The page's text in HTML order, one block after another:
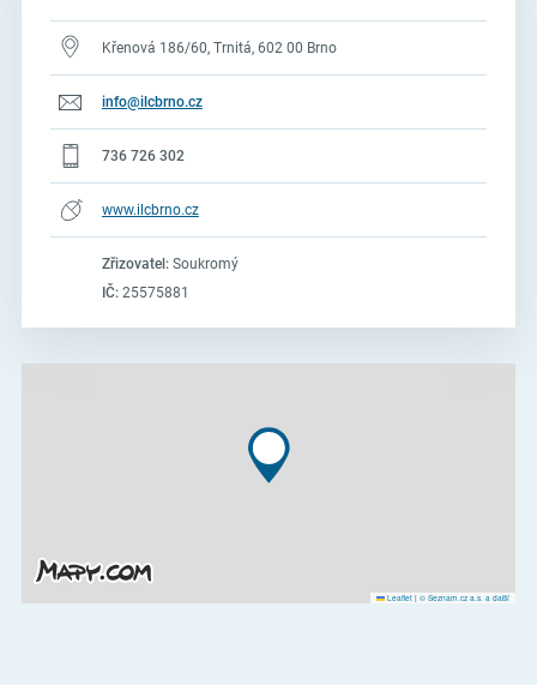
Křenová 186/60, Trnitá, 602 00 Brno
info@ilcbrno.cz
736 726 302
www.ilcbrno.cz
Zřizovatel:Soukromý
IČ:25575881
Leaflet | © Seznam.cz a.s. a další